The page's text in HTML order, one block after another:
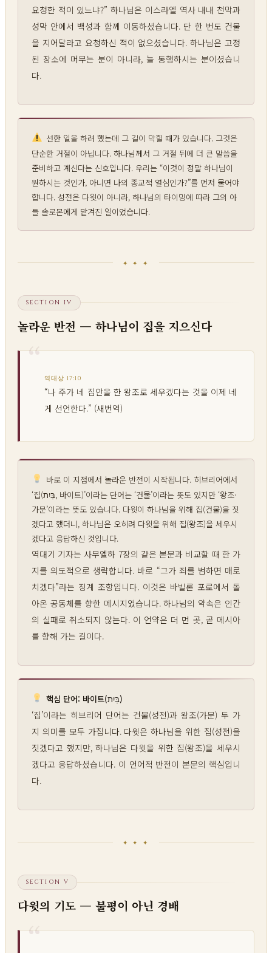
요청한 적이 있느냐?” 하나님은 이스라엘 역사 내내 천막과
성막 안에서 백성과 함께 이동하셨습니다. 단 한 번도 건물
을 지어달라고 요청하신 적이 없으셨습니다. 하나님은 고정
된 장소에 머무는 분이 아니라, 늘 동행하시는 분이셨습니
다.
선한 일을 하려 했는데 그 길이 막힐 때가 있습니다. 그것은
단순한 거절이 아닙니다. 하나님께서 그 거절 뒤에 더 큰 말씀을
준비하고 계신다는 신호입니다. 우리는 “이것이 정말 하나님이
원하시는 것인가, 아니면 나의 종교적 열심인가?”를 먼저 물어야
합니다. 성전은 다윗이 아니라, 하나님의 타이밍에 따라 그의 아
들 솔로몬에게 맡겨진 일이었습니다.
✦ ✦ ✦
SECTION IV
놀라운 반전 — 하나님이 집을 지으신다
역대상 17:10
“나 주가 네 집안을 한 왕조로 세우겠다는 것을 이제 네
게 선언한다.” (새번역)
바로 이 지점에서 놀라운 반전이 시작됩니다. 히브리어에서
‘집(בַּיִת, 바이트)’이라는 단어는 ‘건물’이라는 뜻도 있지만 ‘왕조·
가문’이라는 뜻도 있습니다. 다윗이 하나님을 위해 집(건물)을 짓
겠다고 했더니, 하나님은 오히려 다윗을 위해 집(왕조)을 세우시
겠다고 응답하신 것입니다.
역대기 기자는 사무엘하 7장의 같은 본문과 비교할 때 한 가
지를 의도적으로 생략합니다. 바로 “그가 죄를 범하면 매로
치겠다”라는 징계 조항입니다. 이것은 바빌론 포로에서 돌
아온 공동체를 향한 메시지였습니다. 하나님의 약속은 인간
의 실패로 취소되지 않는다. 이 언약은 더 먼 곳, 곧 메시아
를 향해 가는 길이다.
핵심 단어: 바이트(בַּיִת)
‘집’이라는 히브리어 단어는 건물(성전)과 왕조(가문) 두 가
지 의미를 모두 가집니다. 다윗은 하나님을 위한 집(성전)을
짓겠다고 했지만, 하나님은 다윗을 위한 집(왕조)을 세우시
겠다고 응답하셨습니다. 이 언어적 반전이 본문의 핵심입니
다.
✦ ✦ ✦
SECTION V
다윗의 기도 — 불평이 아닌 경배